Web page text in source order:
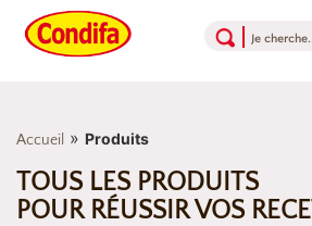
Accueil » Produits
TOUS LES PRODUITS
POUR RÉUSSIR VOS